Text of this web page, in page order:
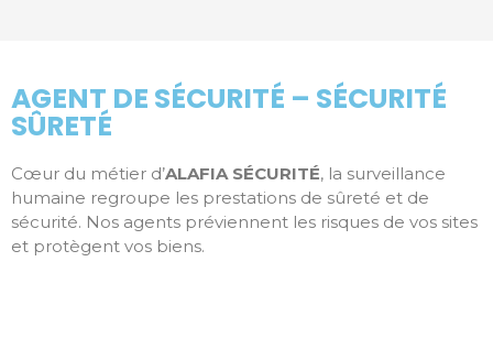
AGENT DE SÉCURITÉ – SÉCURITÉ
SÛRETÉ
Cœur du métier d’ALAFIA SÉCURITÉ, la surveillance
humaine regroupe les prestations de sûreté et de
sécurité. Nos agents préviennent les risques de vos sites
et protègent vos biens.